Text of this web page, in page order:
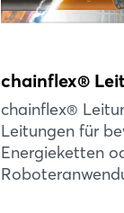
chainflex®
chainflex®
Leitungen für
Energieketten